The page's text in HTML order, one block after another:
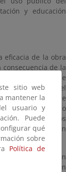
y educación
eficacia de la obra
de la
al retranqueo de
en el entorno del
de la capacidad de
agua en el propio
de años
resultaban
consultar en
la información
sitio web
mantener la
usuario y
Puede
qué
sobre
Política de